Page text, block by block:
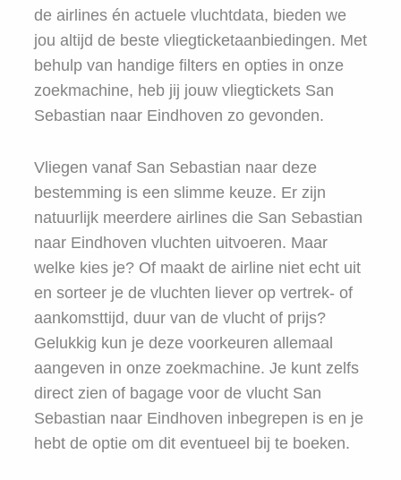
de airlines én actuele vluchtdata, bieden we
jou altijd de beste vliegticketaanbiedingen. Met
behulp van handige filters en opties in onze
zoekmachine, heb jij jouw vliegtickets San
Sebastian naar Eindhoven zo gevonden.
Vliegen vanaf San Sebastian naar deze
bestemming is een slimme keuze. Er zijn
natuurlijk meerdere airlines die San Sebastian
naar Eindhoven vluchten uitvoeren. Maar
welke kies je? Of maakt de airline niet echt uit
en sorteer je de vluchten liever op vertrek- of
aankomsttijd, duur van de vlucht of prijs?
Gelukkig kun je deze voorkeuren allemaal
aangeven in onze zoekmachine. Je kunt zelfs
direct zien of bagage voor de vlucht San
Sebastian naar Eindhoven inbegrepen is en je
hebt de optie om dit eventueel bij te boeken.